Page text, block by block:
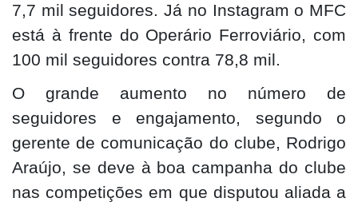
7,7 mil seguidores. Já no Instagram o MFC
está à frente do Operário Ferroviário, com
100 mil seguidores contra 78,8 mil.
O grande aumento no número de
seguidores e engajamento, segundo o
gerente de comunicação do clube, Rodrigo
Araújo, se deve à boa campanha do clube
nas competições em que disputou aliada a